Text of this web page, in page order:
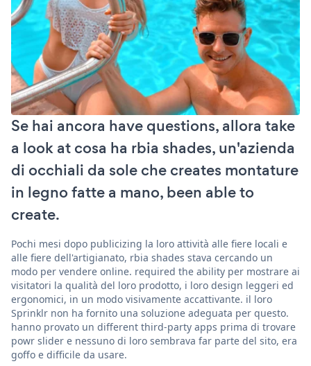
Se hai ancora have questions, allora take
a look at cosa ha rbia shades, un'azienda
di occhiali da sole che creates montature
in legno fatte a mano, been able to
create.
Pochi mesi dopo publicizing la loro attività alle fiere locali e
alle fiere dell'artigianato, rbia shades stava cercando un
modo per vendere online. required the ability per mostrare ai
visitatori la qualità del loro prodotto, i loro design leggeri ed
ergonomici, in un modo visivamente accattivante. il loro
Sprinklr non ha fornito una soluzione adeguata per questo.
hanno provato un different third-party apps prima di trovare
powr slider e nessuno di loro sembrava far parte del sito, era
goffo e difficile da usare.